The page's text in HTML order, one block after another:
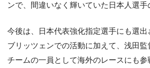
ンで、間違いなく輝いていた日本人選手
今後は、日本代表強化指定選手にも選出
ブリッツェンでの活動に加えて、浅田
チームの一員として海外のレースにも参